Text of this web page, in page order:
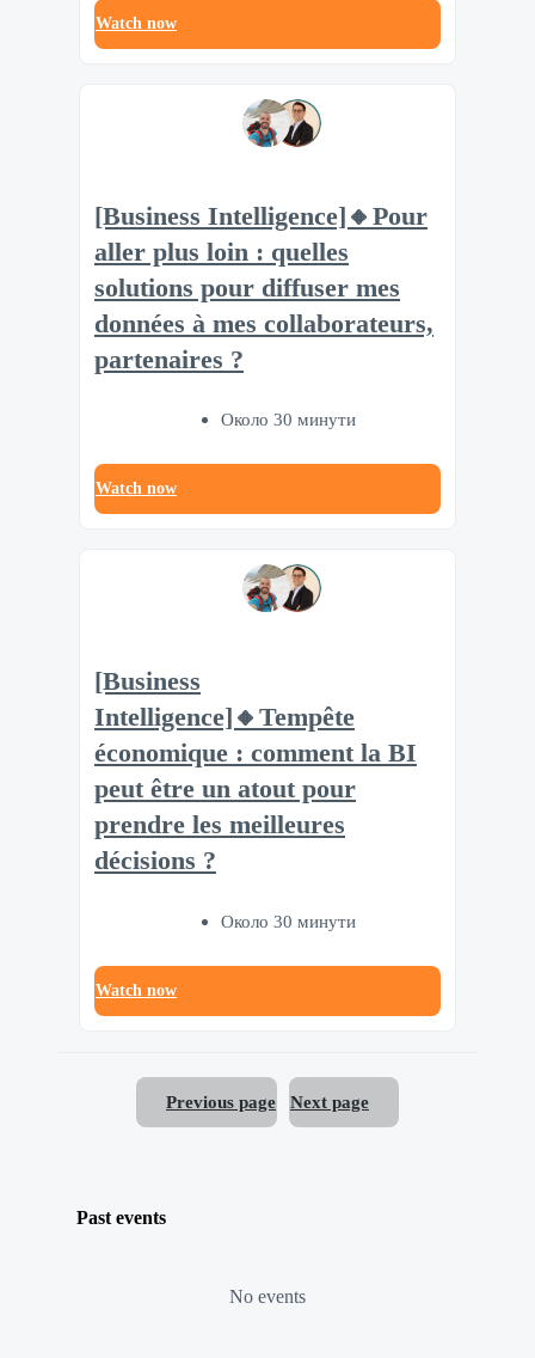
Watch now
[Business Intelligence]🔸Pour
aller plus loin : quelles
solutions pour diffuser mes
données à mes collaborateurs,
partenaires ?
Около 30 минути
Watch now
[Business
Intelligence]🔸Tempête
économique : comment la BI
peut être un atout pour
prendre les meilleures
décisions ?
Около 30 минути
Watch now
Previous page Next page
Past events
No events